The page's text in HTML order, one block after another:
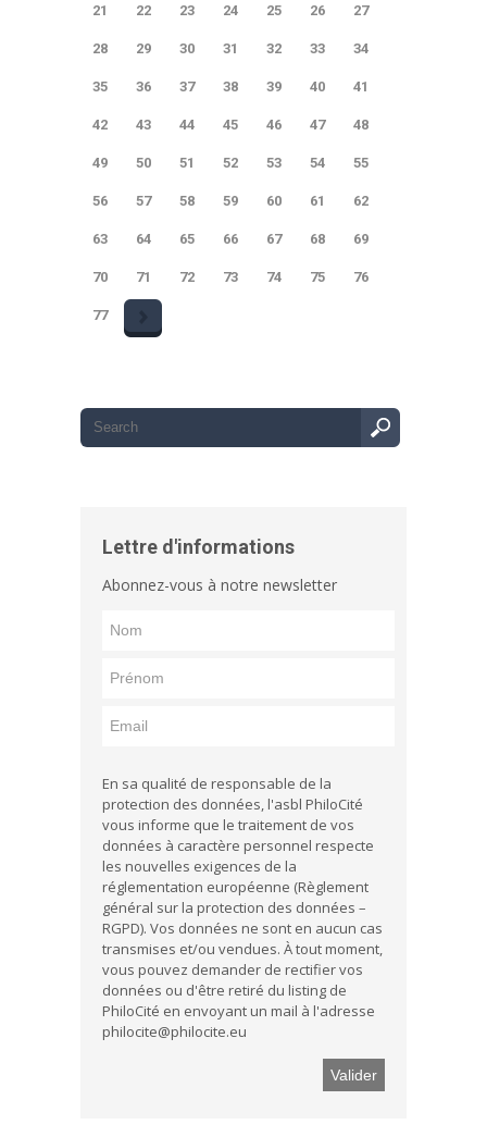
21 22 23 24 25 26 27
28 29 30 31 32 33 34
35 36 37 38 39 40 41
42 43 44 45 46 47 48
49 50 51 52 53 54 55
56 57 58 59 60 61 62
63 64 65 66 67 68 69
70 71 72 73 74 75 76
77
Lettre d'informations
Abonnez-vous à notre newsletter
En sa qualité de responsable de la
protection des données, l'asbl PhiloCité
vous informe que le traitement de vos
données à caractère personnel respecte
les nouvelles exigences de la
réglementation européenne (Règlement
général sur la protection des données –
RGPD). Vos données ne sont en aucun cas
transmises et/ou vendues. À tout moment,
vous pouvez demander de rectifier vos
données ou d'être retiré du listing de
PhiloCité en envoyant un mail à l'adresse
philocite@philocite.eu